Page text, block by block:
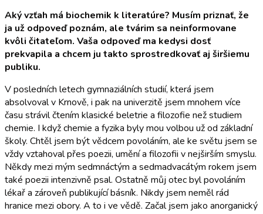
Aký vzťah má biochemik k literatúre? Musím priznať, že
ja už odpoveď poznám, ale tvárim sa neinformovane
kvôli čitateľom. Vaša odpoveď ma kedysi dosť
prekvapila a chcem ju takto sprostredkovať aj širšiemu
publiku.
V posledních letech gymnaziálních studií, která jsem
absolvoval v Krnově, i pak na univerzitě jsem mnohem více
času strávil čtením klasické beletrie a filozofie než studiem
chemie. I když chemie a fyzika byly mou volbou už od základní
školy. Chtěl jsem být vědcem povoláním, ale ke světu jsem se
vždy vztahoval přes poezii, umění a filozofii v nejširším smyslu.
Někdy mezi mým sedmnáctým a sedmadvacátým rokem jsem
také poezii intenzivně psal. Ostatně můj otec byl povoláním
lékař a zároveň publikující básník. Nikdy jsem neměl rád
hranice mezi obory. A to i ve vědě. Začal jsem jako anorganický